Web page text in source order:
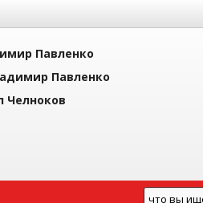
Павленко
Павленко
Челноков